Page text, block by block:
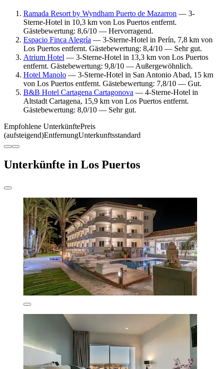
Ramada Resort by Wyndham Puerto de Mazarron — 3-
Sterne-Hotel in 10,3 km von Los Puertos entfernt.
Gästebewertung: 8,6/10 — Hervorragend.
Espacio Finca Alegría — 3-Sterne-Hotel in Perín, 7,8 km von
Los Puertos entfernt. Gästebewertung: 8,4/10 — Sehr gut.
Atrium Hotel — 3-Sterne-Hotel in 13,3 km von Los Puertos
entfernt. Gästebewertung: 9,8/10 — Außergewöhnlich.
Hotel Manolo — 3-Sterne-Hotel in San Antonio Abad, 15 km
von Los Puertos entfernt. Gästebewertung: 7,8/10 — Gut.
B&B Hotel Cartagena Cartagonova — 4-Sterne-Hotel in
Altstadt Cartagena, 15,9 km von Los Puertos entfernt.
Gästebewertung: 8,0/10 — Sehr gut.
Empfohlene UnterkünftePreis
(aufsteigend)EntfernungUnterkunftsstandard
Unterkünfte in Los Puertos